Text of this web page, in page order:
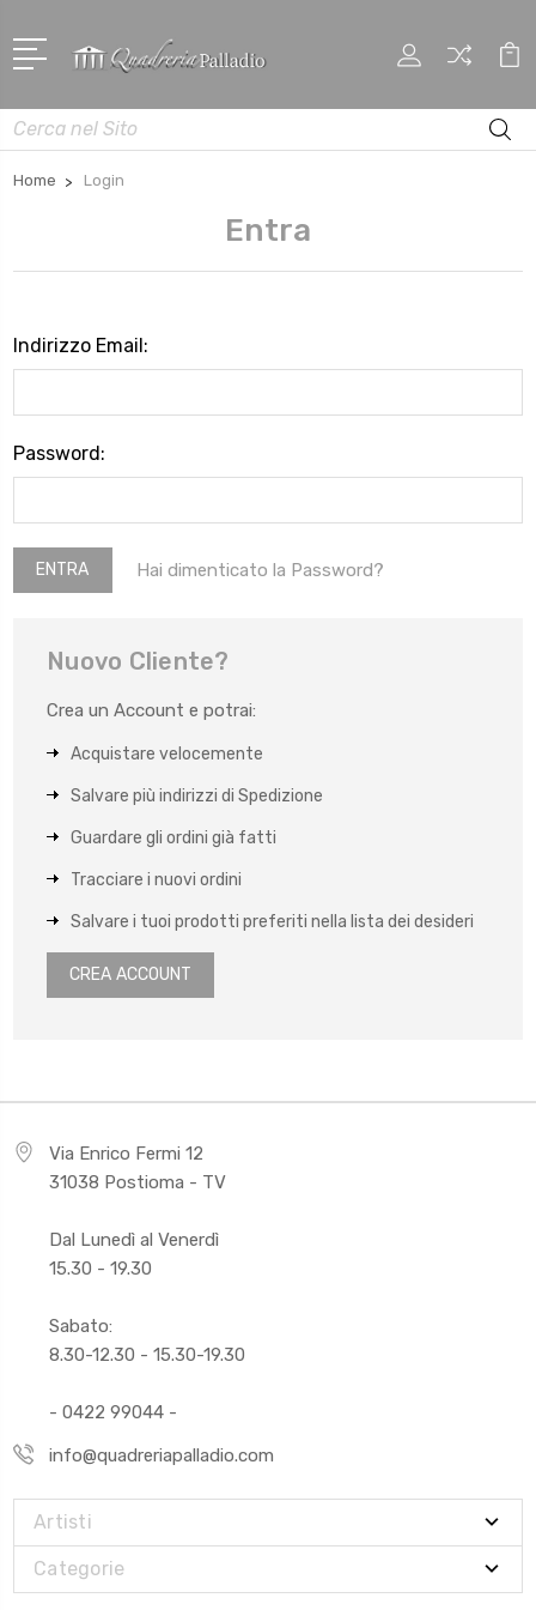
Cerca
Home Login
Entra
Indirizzo Email:
Password:
Hai dimenticato la Password?
Nuovo Cliente?
Crea un Account e potrai:
Acquistare velocemente
Salvare più indirizzi di Spedizione
Guardare gli ordini già fatti
Tracciare i nuovi ordini
Salvare i tuoi prodotti preferiti nella lista dei desideri
CREA ACCOUNT
Via Enrico Fermi 12
31038 Postioma - TV
Dal Lunedì al Venerdì
15.30 - 19.30
Sabato:
8.30-12.30 - 15.30-19.30
- 0422 99044 -
info@quadreriapalladio.com
Artisti
Categorie